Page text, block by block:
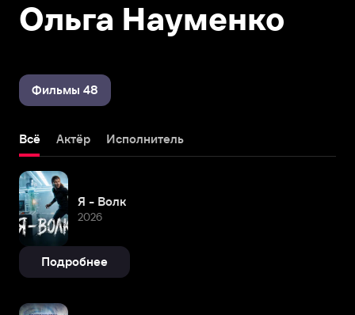
Ольга Науменко
Фильмы 48
Всё Актёр Исполнитель
Я - Волк
2026
Подробнее